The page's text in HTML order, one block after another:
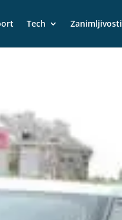
Tech Zanimljivosti